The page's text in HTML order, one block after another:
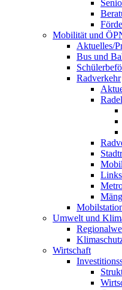
Mobilität und
Aktuelles/
Bus und
Radverkehr
Umwelt und
Wirtschaft